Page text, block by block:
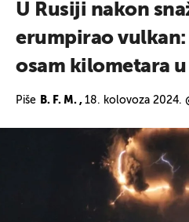
U Rusiji nakon
erumpirao vulkan:
osam kilometara
Piše B. F. M. , 18. kolovoza 2024.